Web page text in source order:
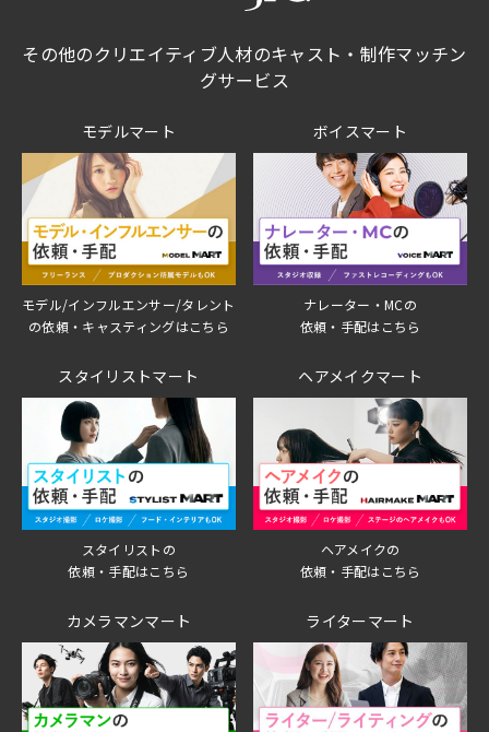
その他のクリエイティブ人材のキャスト・制作マッチン
グサービス
モデルマート
モデル/インフルエンサー/タレント
の依頼・キャスティングはこちら
ボイスマート
ナレーター・MCの
依頼・手配はこちら
スタイリストマート
スタイリストの
依頼・手配はこちら
ヘアメイクマート
ヘアメイクの
依頼・手配はこちら
カメラマンマート ライターマート